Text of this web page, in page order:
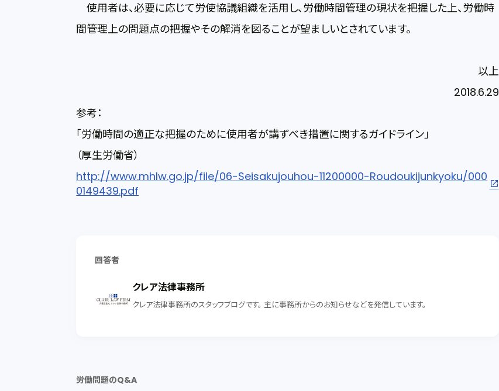
使用者は、必要に応じて労使協議組織を活用し、労働時間管理の現状を把握した上、労働時
間管理上の問題点の把握やその解消を図ることが望ましいとされています。
以上
2018.6.29
参考：
「労働時間の適正な把握のために使用者が講ずべき措置に関するガイドライン」
（厚生労働省）
http://www.mhlw.go.jp/file/06-Seisakujouhou-11200000-Roudoukijunkyoku/000
0149439.pdf
回答者
クレア法律事務所
クレア法律事務所のスタッフブログです。 主に事務所からのお知らせなどを発信しています。
労働問題のQ&A